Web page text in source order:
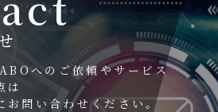
へのご依頼やサービス
は
お問い合わせください。